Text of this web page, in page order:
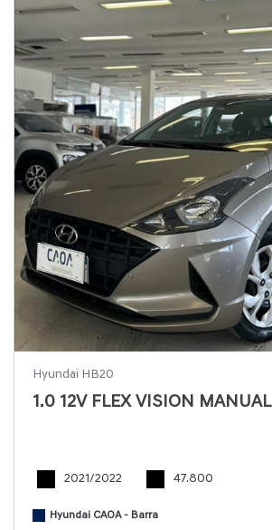
Hyundai HB20
1.0 12V FLEX VISION MANUAL
2021/2022 47.800
Hyundai CAOA - Barra